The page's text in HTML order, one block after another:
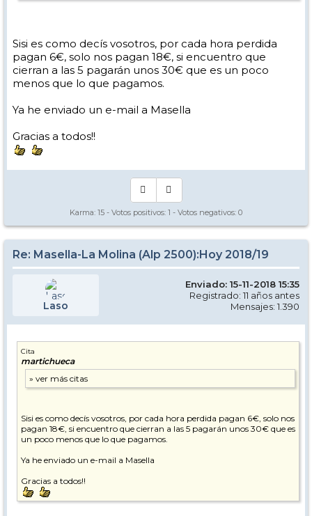
Sisi es como decís vosotros, por cada hora perdida
pagan 6€, solo nos pagan 18€, si encuentro que
cierran a las 5 pagarán unos 30€ que es un poco
menos que lo que pagamos.
Ya he enviado un e-mail a Masella
Gracias a todos!!
Karma: 15 - Votos positivos: 1 - Votos negativos: 0
Re: Masella-La Molina (Alp 2500):Hoy 2018/19
Laso
Enviado: 15-11-2018 15:35
Registrado: 11 años antes
Mensajes: 1.390
Cita
martichueca
Sisi es como decís vosotros, por cada hora perdida pagan 6€, solo nos
pagan 18€, si encuentro que cierran a las 5 pagarán unos 30€ que es
un poco menos que lo que pagamos.
Ya he enviado un e-mail a Masella
Gracias a todos!!